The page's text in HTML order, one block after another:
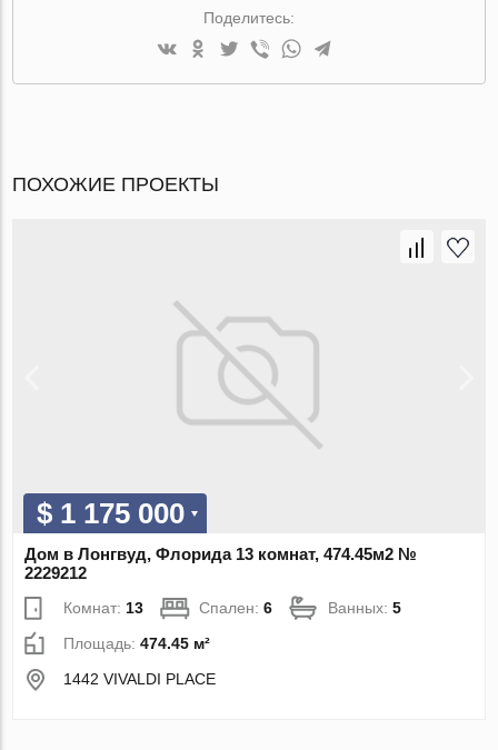
Поделитесь:
ПОХОЖИЕ ПРОЕКТЫ
$ 1 175 000
Дом в Лонгвуд, Флорида 13 комнат, 474.45м2 №
2229212
Комнат:13 Спален:6 Ванных:5
Площадь:474.45 м²
1442 VIVALDI PLACE